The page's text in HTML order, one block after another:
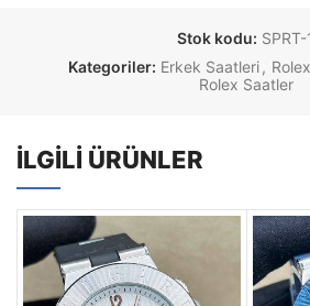
Stok kodu: SPRT-
Kategoriler: Erkek Saatleri ,
Rolex Saatler
İLGILI ÜRÜNLER